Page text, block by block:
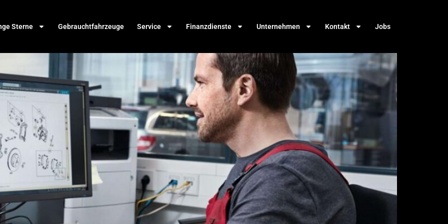
Sterne Gebrauchtfahrzeuge Service Finanzdienste Unternehmen Kontakt Jobs